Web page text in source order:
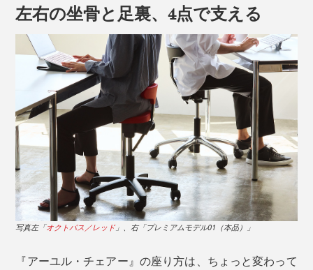
「プレミアムモデル01（本品）」は「オクトパス
もひとまわり脚幅が大きく、対応身長は160cm以上。
180cm以上の方には特にこちらのモデルがおすすめで
す。
いい姿勢で座るとは、背筋を伸ばすことではなく、骨盤
を立てて座ること。
「坐骨（ざこつ）」を座面に垂直・左右均等に当てるよ
うに座ると、骨盤が立った状態になります。
左右の坐骨と足裏、4点で支える
写真左「オクトパス／レッド」、右「プレミアムモデル01（本品）」
『アーユル・チェアー』の座り方は、ちょっと変わって